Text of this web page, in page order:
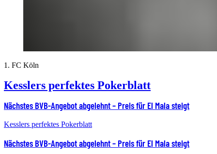
1. FC Köln
Kesslers perfektes Pokerblatt
Nächstes BVB-Angebot abgelehnt – Preis für El Mala steigt
Kesslers perfektes Pokerblatt
Nächstes BVB-Angebot abgelehnt – Preis für El Mala steigt